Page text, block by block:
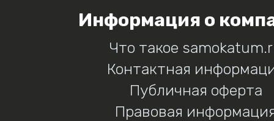
Информация о
Что такое
Контактная
Публичная оферта
Правовая